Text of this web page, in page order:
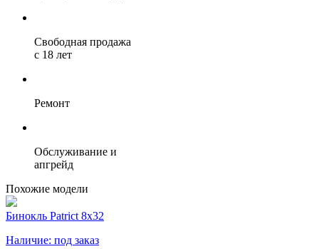
Свободная продажа
с 18 лет
Ремонт
Обслуживание и
апгрейд
Похожие модели
Бинокль Patrict 8х32
Наличие: под заказ